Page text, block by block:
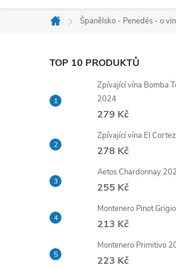
Domů
Španělsko - Penedés - o
P
o
s
t
r
a
n
TOP 10 PRODUKTŮ
Zpívající vína Bomba
2024
279 Kč
Zpívající vína El
278 Kč
Aetos Chardonnay
255 Kč
Montenero Pinot
213 Kč
Montenero Primitivo
223 Kč